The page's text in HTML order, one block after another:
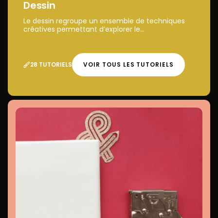
Dessin
Le dessin regroupe un ensemble de techniques
créatives permettant d’explorer le...
28 TUTORIELS VOIR TOUS LES TUTORIELS